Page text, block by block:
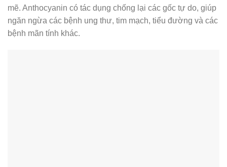
mẽ. Anthocyanin có tác dụng chống lại các gốc tự do, giúp
ngăn ngừa các bệnh ung thư, tim mạch, tiểu đường và các
bệnh mãn tính khác.